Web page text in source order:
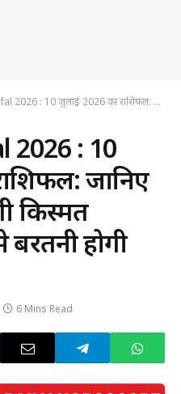
का राशिफल: जानिए किस राशि पर रहेगी किस्मत मेहरबान और किसे बरतनी होगी सावधानी
2026 : 10
जानिए
किस्मत
होगी
6 Mins Read